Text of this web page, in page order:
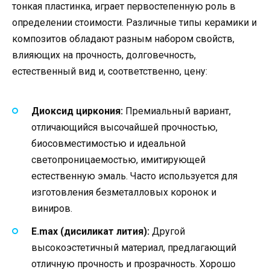
тонкая пластинка, играет первостепенную роль в
определении стоимости. Различные типы керамики и
композитов обладают разным набором свойств,
влияющих на прочность, долговечность,
естественный вид и, соответственно, цену:
Диоксид циркония: Премиальный вариант,
отличающийся высочайшей прочностью,
биосовместимостью и идеальной
светопроницаемостью, имитирующей
естественную эмаль. Часто используется для
изготовления безметалловых коронок и
виниров.
E.max (дисиликат лития): Другой
высокоэстетичный материал, предлагающий
отличную прочность и прозрачность. Хорошо